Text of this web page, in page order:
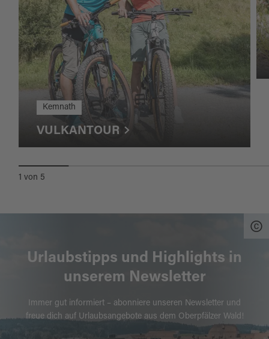
Kemnath
VULKANTOUR
1 von 5
Urlaubstipps und Highlights in
unserem Newsletter
Immer gut informiert – abonniere unseren Newsletter und
freue dich auf Urlaubsangebote aus dem Oberpfälzer Wald!